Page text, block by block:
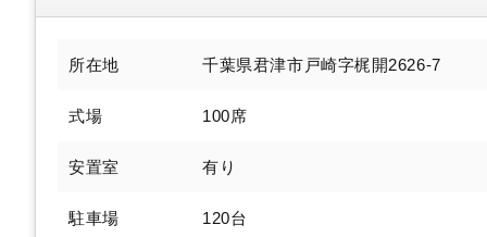
所在地 千葉県君津市戸崎字梶開2626-7
式場 100席
安置室 有り
駐車場 120台